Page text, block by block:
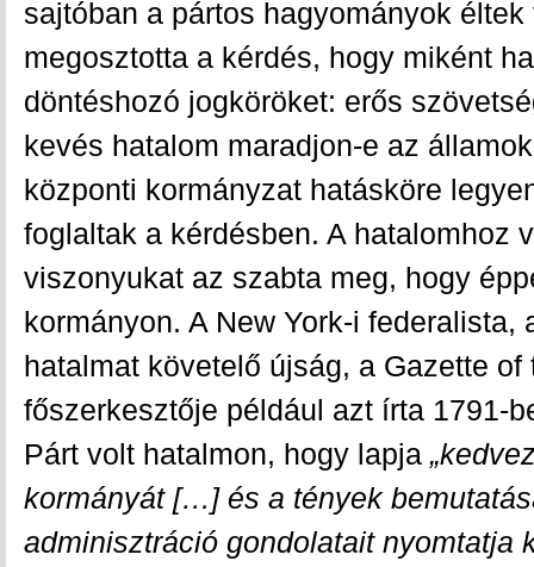
sajtóban a pártos hagyományok
megosztotta a kérdés, hogy miként
döntéshozó jogköröket: erős
kevés hatalom maradjon-e az
központi kormányzat hatásköre
foglaltak a kérdésben. A hatalomhoz
viszonyukat az szabta meg, hogy
kormányon. A New York-i federalista,
hatalmat követelő újság, a Gazette of
főszerkesztője például azt írta 1791-
Párt volt hatalmon, hogy lapja
kormányát […] és a tények
adminisztráció gondolatait nyomtatja